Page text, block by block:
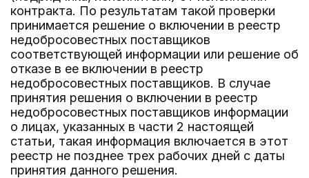
контракта. По результатам такой проверки
принимается решение о включении в реестр
недобросовестных поставщиков
соответствующей информации или решение об
отказе в ее включении в реестр
недобросовестных поставщиков. В случае
принятия решения о включении в реестр
недобросовестных поставщиков информации
о лицах, указанных в части 2 настоящей
статьи, такая информация включается в этот
реестр не позднее трех рабочих дней с даты
принятия данного решения.